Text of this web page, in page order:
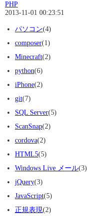
PHP
2013-11-01 00:23:51
パソコン(4)
composer(1)
Minecraft(2)
python(6)
iPhone(2)
git(7)
SQL Server(5)
ScanSnap(2)
cordova(2)
HTML5(5)
Windows Live メール(3)
jQuery(3)
JavaScript(5)
正規表現(2)